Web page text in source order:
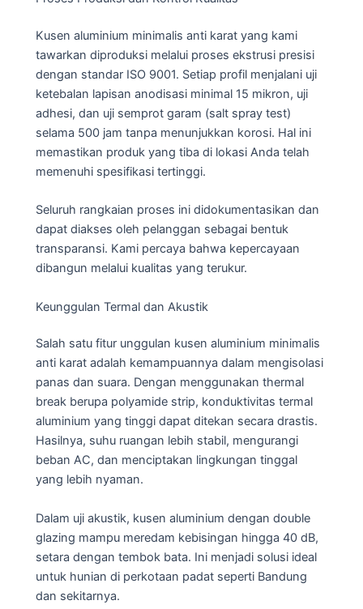
Kusen aluminium minimalis anti karat yang kami
tawarkan diproduksi melalui proses ekstrusi presisi
dengan standar ISO 9001. Setiap profil menjalani uji
ketebalan lapisan anodisasi minimal 15 mikron, uji
adhesi, dan uji semprot garam (salt spray test)
selama 500 jam tanpa menunjukkan korosi. Hal ini
memastikan produk yang tiba di lokasi Anda telah
memenuhi spesifikasi tertinggi.
Seluruh rangkaian proses ini didokumentasikan dan
dapat diakses oleh pelanggan sebagai bentuk
transparansi. Kami percaya bahwa kepercayaan
dibangun melalui kualitas yang terukur.
Keunggulan Termal dan Akustik
Salah satu fitur unggulan kusen aluminium minimalis
anti karat adalah kemampuannya dalam mengisolasi
panas dan suara. Dengan menggunakan thermal
break berupa polyamide strip, konduktivitas termal
aluminium yang tinggi dapat ditekan secara drastis.
Hasilnya, suhu ruangan lebih stabil, mengurangi
beban AC, dan menciptakan lingkungan tinggal
yang lebih nyaman.
Dalam uji akustik, kusen aluminium dengan double
glazing mampu meredam kebisingan hingga 40 dB,
setara dengan tembok bata. Ini menjadi solusi ideal
untuk hunian di perkotaan padat seperti Bandung
dan sekitarnya.